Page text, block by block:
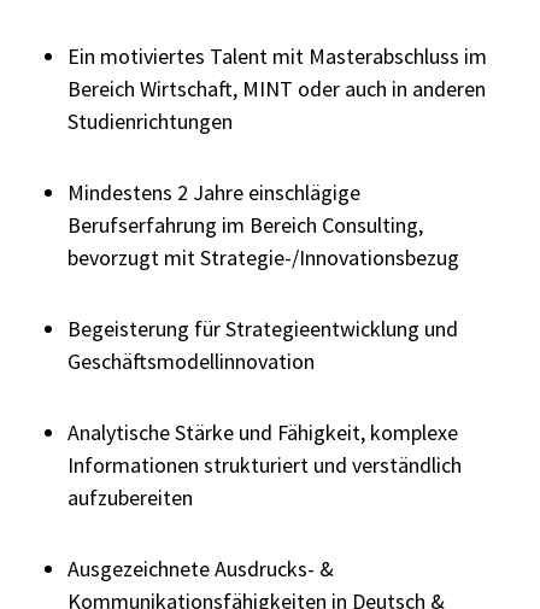
Ein motiviertes Talent mit Masterabschluss im
Bereich Wirtschaft, MINT oder auch in anderen
Studienrichtungen
Mindestens 2 Jahre einschlägige
Berufserfahrung im Bereich Consulting,
bevorzugt mit Strategie-/Innovationsbezug
Begeisterung für Strategieentwicklung und
Geschäftsmodellinnovation
Analytische Stärke und Fähigkeit, komplexe
Informationen strukturiert und verständlich
aufzubereiten
Ausgezeichnete Ausdrucks- &
Kommunikationsfähigkeiten in Deutsch &